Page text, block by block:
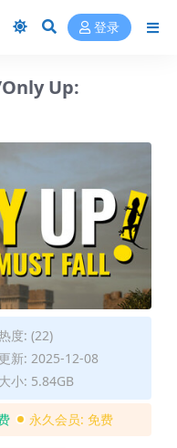
登录
Only Up:
度: (22)
新: 2025-12-08
小: 5.84GB
永久会员: 免费